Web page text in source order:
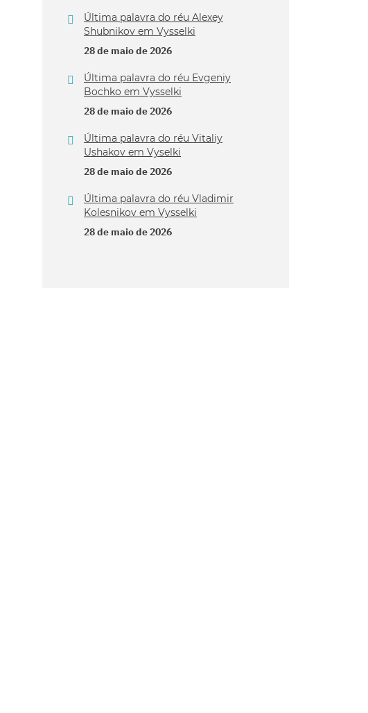
Última palavra do réu Alexey
Shubnikov em Vysselki
28 de maio de 2026
Última palavra do réu Evgeniy
Bochko em Vysselki
28 de maio de 2026
Última palavra do réu Vitaliy
Ushakov em Vyselki
28 de maio de 2026
Última palavra do réu Vladimir
Kolesnikov em Vysselki
28 de maio de 2026